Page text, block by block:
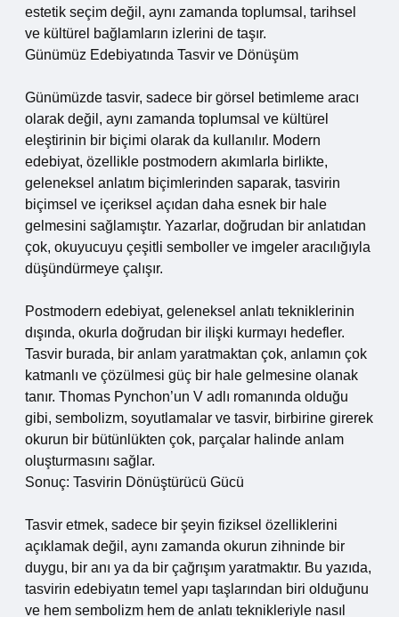
estetik seçim değil, aynı zamanda toplumsal, tarihsel
ve kültürel bağlamların izlerini de taşır.
Günümüz Edebiyatında Tasvir ve Dönüşüm
Günümüzde tasvir, sadece bir görsel betimleme aracı
olarak değil, aynı zamanda toplumsal ve kültürel
eleştirinin bir biçimi olarak da kullanılır. Modern
edebiyat, özellikle postmodern akımlarla birlikte,
geleneksel anlatım biçimlerinden saparak, tasvirin
biçimsel ve içeriksel açıdan daha esnek bir hale
gelmesini sağlamıştır. Yazarlar, doğrudan bir anlatıdan
çok, okuyucuyu çeşitli semboller ve imgeler aracılığıyla
düşündürmeye çalışır.
Postmodern edebiyat, geleneksel anlatı tekniklerinin
dışında, okurla doğrudan bir ilişki kurmayı hedefler.
Tasvir burada, bir anlam yaratmaktan çok, anlamın çok
katmanlı ve çözülmesi güç bir hale gelmesine olanak
tanır. Thomas Pynchon’un V adlı romanında olduğu
gibi, sembolizm, soyutlamalar ve tasvir, birbirine girerek
okurun bir bütünlükten çok, parçalar halinde anlam
oluşturmasını sağlar.
Sonuç: Tasvirin Dönüştürücü Gücü
Tasvir etmek, sadece bir şeyin fiziksel özelliklerini
açıklamak değil, aynı zamanda okurun zihninde bir
duygu, bir anı ya da bir çağrışım yaratmaktır. Bu yazıda,
tasvirin edebiyatın temel yapı taşlarından biri olduğunu
ve hem sembolizm hem de anlatı teknikleriyle nasıl